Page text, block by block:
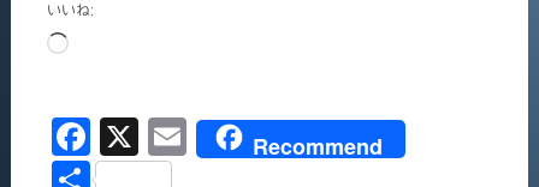
いいね:
読
み
中…
F
a
X
E
Recommend